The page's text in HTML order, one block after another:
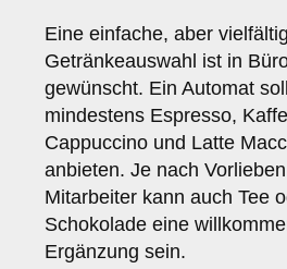
Eine einfache, aber
Getränkeauswahl ist in
gewünscht. Ein Automat
mindestens Espresso,
Cappuccino und Latte
anbieten. Je nach
Mitarbeiter kann auch Tee
Schokolade eine
Ergänzung sein.